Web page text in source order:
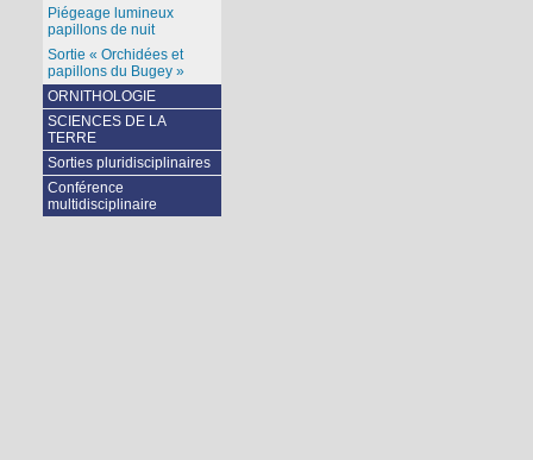
Piégeage lumineux
papillons de nuit
Sortie « Orchidées et
papillons du Bugey »
ORNITHOLOGIE
SCIENCES DE LA
TERRE
Sorties pluridisciplinaires
Conférence
multidisciplinaire